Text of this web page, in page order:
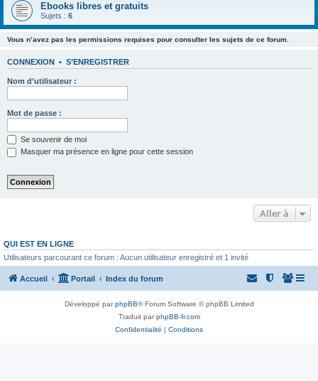
Ebooks libres et gratuits
Sujets : 6
Vous n’avez pas les permissions requises pour consulter les sujets de ce forum.
CONNEXION • S’ENREGISTRER
Nom d’utilisateur :
Mot de passe :
Se souvenir de moi
Masquer ma présence en ligne pour cette session
Aller à
QUI EST EN LIGNE
Utilisateurs parcourant ce forum : Aucun utilisateur enregistré et 1 invité
Accueil Portail Index du forum
Développé parphpBB® Forum Software © phpBB Limited
Traduit parphpBB-fr.com
Confidentialité | Conditions